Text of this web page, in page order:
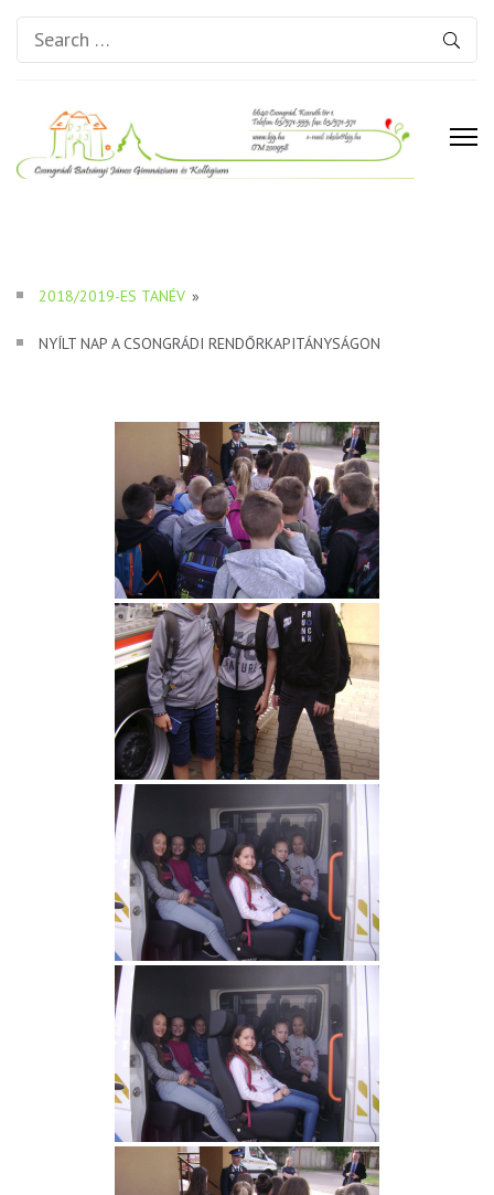
Search
for:
2018/2019-ES TANÉV »
NYÍLT NAP A CSONGRÁDI RENDŐRKAPITÁNYSÁGON